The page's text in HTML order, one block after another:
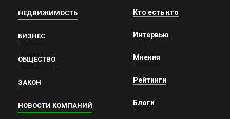
НЕДВИЖИМОСТЬ
БИЗНЕС
ОБЩЕСТВО
ЗАКОН
НОВОСТИ КОМПАНИЙ
Кто есть кто
Интервью
Мнения
Рейтинги
Блоги